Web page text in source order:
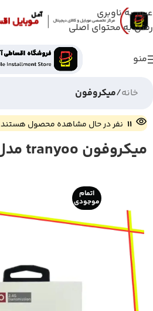
عبور به ناوبری
رفتن به محتوای اصلی
منو
خانه میکروفون
11 نفر در حال مشاهده محصول هستند
میکروفون tranyoo مدل T-MC21
اتمام
موجودی